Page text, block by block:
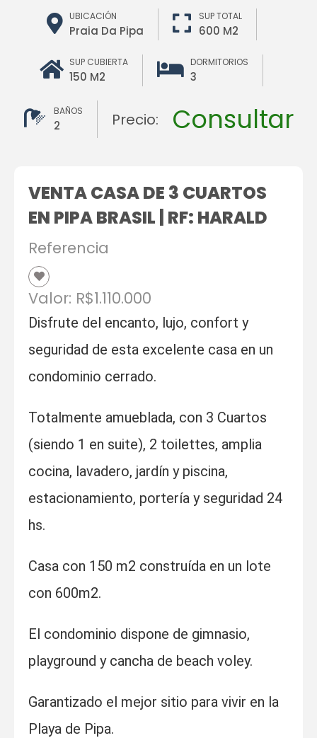
UBICACIÓN
Praia Da Pipa
SUP TOTAL
600 M2
SUP CUBIERTA
150 M2
DORMITORIOS
3
BAÑOS
2 Precio: Consultar
VENTA CASA DE 3 CUARTOS
EN PIPA BRASIL | RF: HARALD
Referencia
Valor: R$1.110.000
Disfrute del encanto, lujo, confort y
seguridad de esta excelente casa en un
condominio cerrado.
Totalmente amueblada, con 3 Cuartos
(siendo 1 en suite), 2 toilettes, amplia
cocina, lavadero, jardín y piscina,
estacionamiento, portería y seguridad 24
hs.
Casa con 150 m2 construída en un lote
con 600m2.
El condominio dispone de gimnasio,
playground y cancha de beach voley.
Garantizado el mejor sitio para vivir en la
Playa de Pipa.